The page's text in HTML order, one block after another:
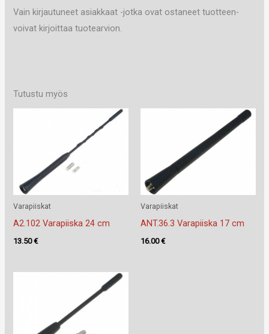
Vain kirjautuneet asiakkaat -jotka ovat ostaneet tuotteen-
voivat kirjoittaa tuotearvion.
Tutustu myös
Varapiiskat
A2.102 Varapiiska 24 cm
13.50€
Varapiiskat
ANT.36.3 Varapiiska 17 cm
16.00€